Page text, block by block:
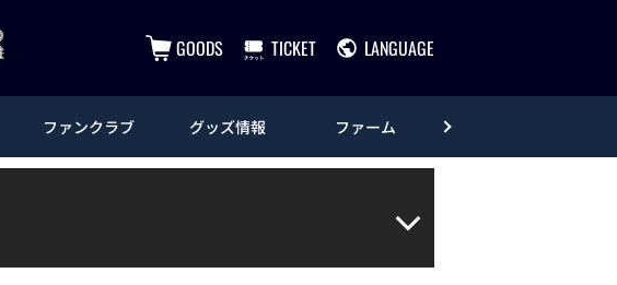
GOODS TICKET LANGUAGE
ファンクラブ グッズ情報 ファーム